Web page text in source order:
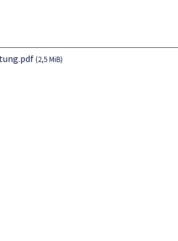
(2,5 MiB)